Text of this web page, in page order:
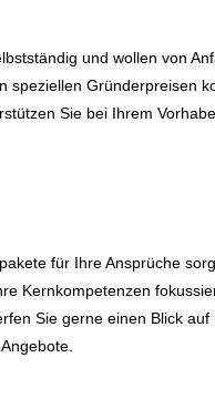
und wollen von
speziellen Gründerpreisen
Sie bei Ihrem
für Ihre Ansprüche
Kernkompetenzen
Sie gerne einen Blick auf